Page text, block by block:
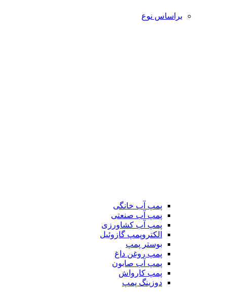
براساس نوع
پمپ آب خانگی
پمپ آب صنعتی
پمپ آب کشاورزی
الکتروپمپ گازوئیل
بوستر پمپ
پمپ روغن داغ
پمپ آب صابون
پمپ کارواش
دوزینگ پمپ